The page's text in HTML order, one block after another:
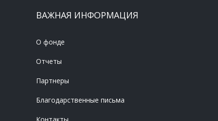
ВАЖНАЯ ИНФОРМАЦИЯ
О фонде
Отчеты
Партнеры
Благодарственные письма
Контакты